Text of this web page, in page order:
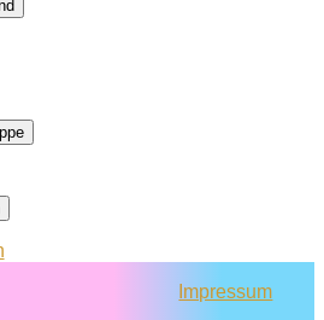
Impressum